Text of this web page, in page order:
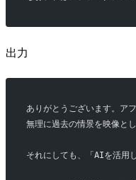
出力
ありがとうございます。ア
無理に過去の情景を映像と
それにしても、「AIを活用